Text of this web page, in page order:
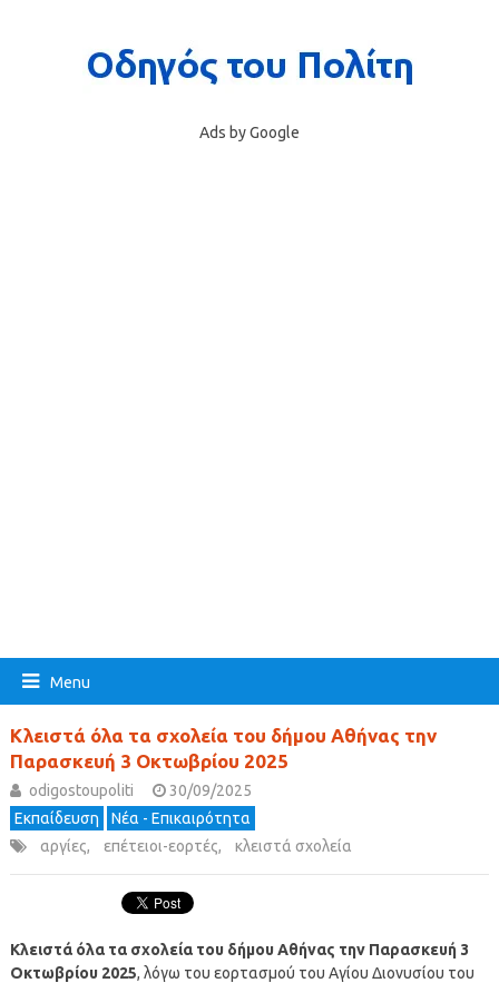
Ads by Google
Menu
Κλειστά όλα τα σχολεία του δήμου Αθήνας την
Παρασκευή 3 Οκτωβρίου 2025
odigostoupoliti
30/09/2025
Εκπαίδευση
Νέα - Επικαιρότητα
αργίες, επέτειοι-εορτές, κλειστά σχολεία
Κλειστά όλα τα σχολεία του δήμου Αθήνας την Παρασκευή 3
Οκτωβρίου 2025, λόγω του εορτασμού του Αγίου Διονυσίου του